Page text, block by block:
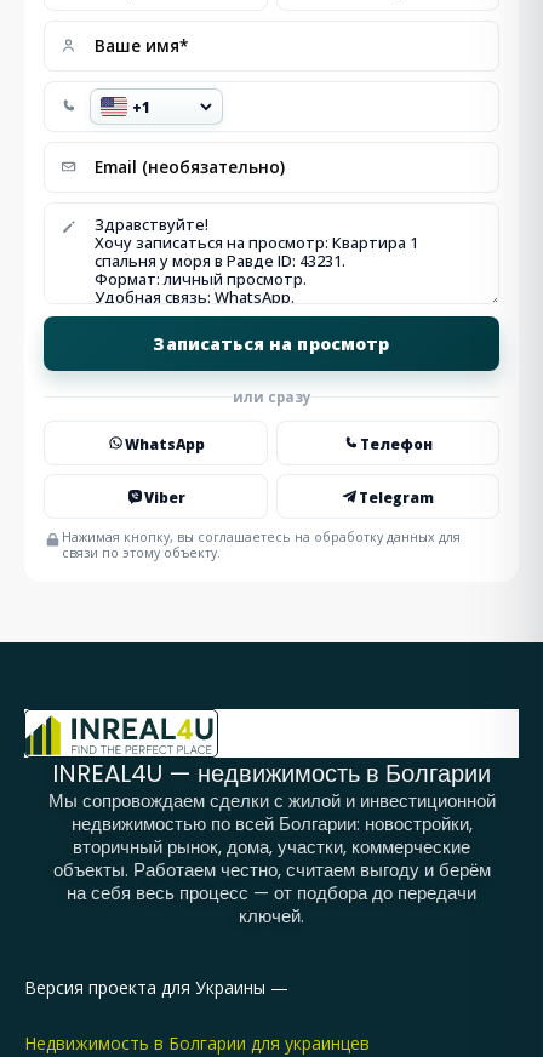
или сразу
WhatsApp Телефон
Viber Telegram
Нажимая кнопку, вы соглашаетесь на обработку данных для
связи по этому объекту.
INREAL4U — недвижимость в Болгарии
Мы сопровождаем сделки с жилой и инвестиционной
недвижимостью по всей Болгарии: новостройки,
вторичный рынок, дома, участки, коммерческие
объекты. Работаем честно, считаем выгоду и берём
на себя весь процесс — от подбора до передачи
ключей.
Версия проекта для Украины —
Недвижимость в Болгарии для украинцев